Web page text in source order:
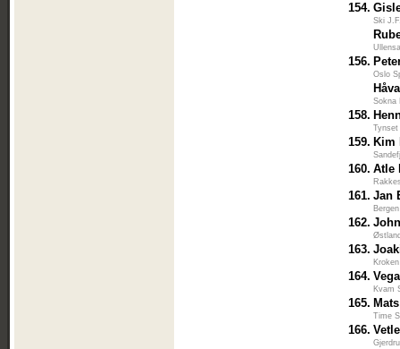
154.
Ski
156.
Oslo
Sokna
158.
159. Kim
160. Atle
161. Jan
162.
163.
164.
Kvam
165.
Time
166.